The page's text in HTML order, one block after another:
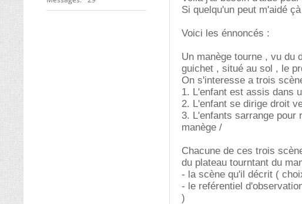
Si quelqu'un peut m'aidé
Voici les énnoncés :
Un manège tourne , vu du
guichet , situé au sol , le
On s'interesse a trois
1. L'enfant est assis dans
2. L'enfant se dirige droit
3. L'enfants sarrange pour
manège /
Chacune de ces trois
du plateau tourntant du
- la scène qu'il décrit (
- le reférentiel
)